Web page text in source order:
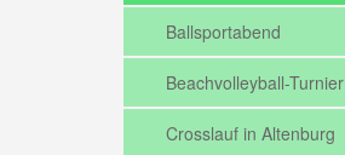
Ballsportabend
Beachvolleyball-Turnier
Crosslauf in Altenburg